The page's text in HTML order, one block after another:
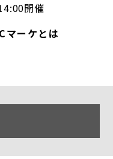
開催
ーケとは